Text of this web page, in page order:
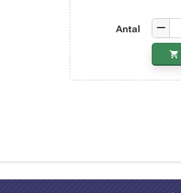
Antal remove
shopping_cart